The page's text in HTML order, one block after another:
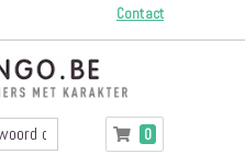
Contact
Winkelwagen
0producten